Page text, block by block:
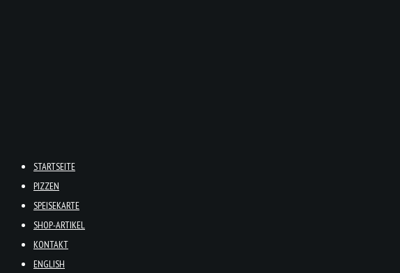
STARTSEITE
PIZZEN
SPEISEKARTE
SHOP-ARTIKEL
KONTAKT
ENGLISH